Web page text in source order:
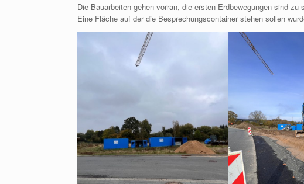
Die Bauarbeiten gehen vorran, die ersten Erdbewegungen sind
Eine Fläche auf der die Besprechungscontainer stehen sollen